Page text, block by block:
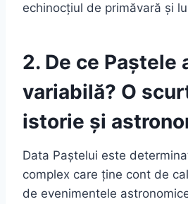
echinocțiul de primăvară și
2. De ce Paștele
variabilă? O
istorie și
Data Paștelui este
complex care ține cont de
de evenimentele